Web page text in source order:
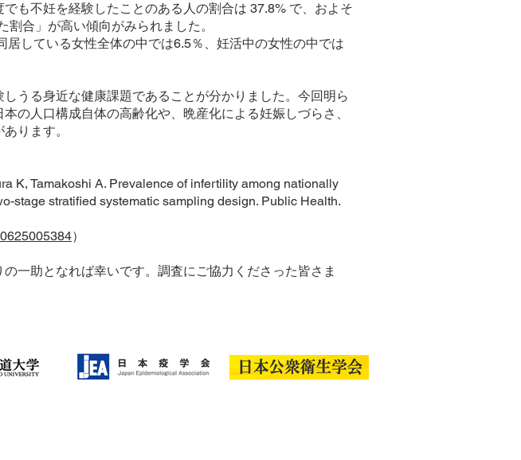
も不妊を経験したことのある人の割合は 37.8% で、およそ
合」が高い傾向がみられました。
している女性全体の中では6.5％、妊活中の女性の中では
うる身近な健康課題であることが分かりました。今回明ら
の人口構成自体の高齢化や、晩産化による妊娠しづらさ、
ります。
K, Tamakoshi A. Prevalence of infertility among nationally
stage stratified systematic sampling design. Public Health.
）
一助となれば幸いです。調査にご協力くださった皆さま